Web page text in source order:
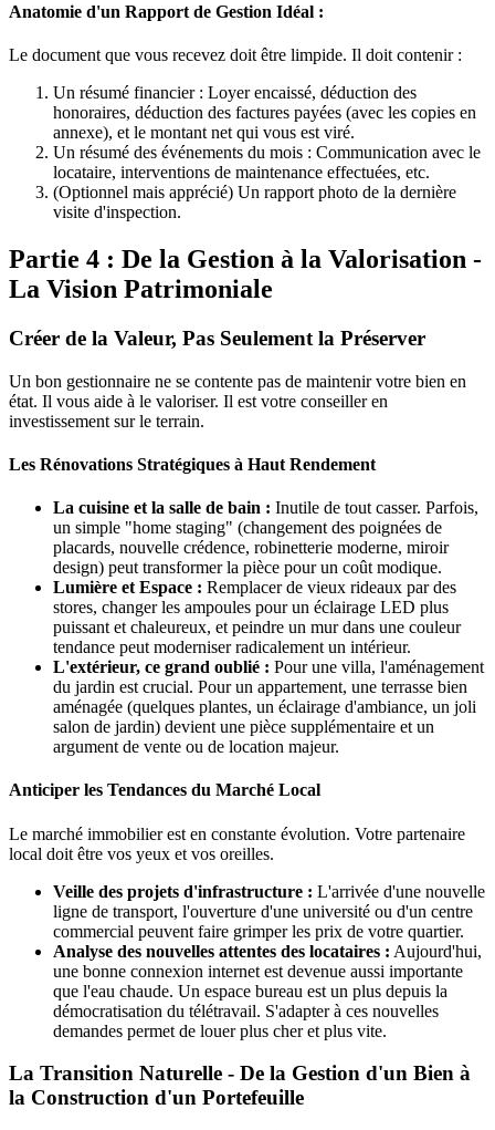
Anatomie d'un Rapport de Gestion Idéal :
Le document que vous recevez doit être limpide. Il doit contenir :
Un résumé financier : Loyer encaissé, déduction des
honoraires, déduction des factures payées (avec les copies en
annexe), et le montant net qui vous est viré.
Un résumé des événements du mois : Communication avec le
locataire, interventions de maintenance effectuées, etc.
(Optionnel mais apprécié) Un rapport photo de la dernière
visite d'inspection.
Partie 4 : De la Gestion à la Valorisation -
La Vision Patrimoniale
Créer de la Valeur, Pas Seulement la Préserver
Un bon gestionnaire ne se contente pas de maintenir votre bien en
état. Il vous aide à le valoriser. Il est votre conseiller en
investissement sur le terrain.
Les Rénovations Stratégiques à Haut Rendement
La cuisine et la salle de bain : Inutile de tout casser. Parfois,
un simple "home staging" (changement des poignées de
placards, nouvelle crédence, robinetterie moderne, miroir
design) peut transformer la pièce pour un coût modique.
Lumière et Espace : Remplacer de vieux rideaux par des
stores, changer les ampoules pour un éclairage LED plus
puissant et chaleureux, et peindre un mur dans une couleur
tendance peut moderniser radicalement un intérieur.
L'extérieur, ce grand oublié : Pour une villa, l'aménagement
du jardin est crucial. Pour un appartement, une terrasse bien
aménagée (quelques plantes, un éclairage d'ambiance, un joli
salon de jardin) devient une pièce supplémentaire et un
argument de vente ou de location majeur.
Anticiper les Tendances du Marché Local
Le marché immobilier est en constante évolution. Votre partenaire
local doit être vos yeux et vos oreilles.
Veille des projets d'infrastructure : L'arrivée d'une nouvelle
ligne de transport, l'ouverture d'une université ou d'un centre
commercial peuvent faire grimper les prix de votre quartier.
Analyse des nouvelles attentes des locataires : Aujourd'hui,
une bonne connexion internet est devenue aussi importante
que l'eau chaude. Un espace bureau est un plus depuis la
démocratisation du télétravail. S'adapter à ces nouvelles
demandes permet de louer plus cher et plus vite.
La Transition Naturelle - De la Gestion d'un Bien à
la Construction d'un Portefeuille